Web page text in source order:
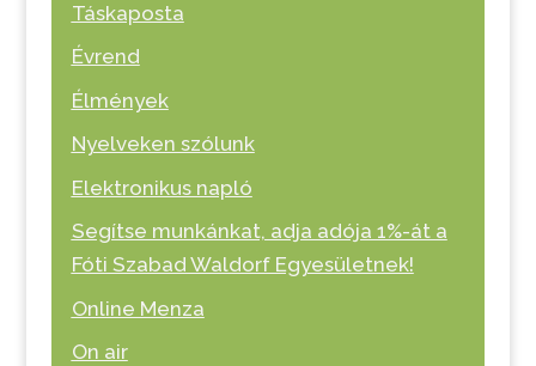
Táskaposta
Évrend
Élmények
Nyelveken szólunk
Elektronikus napló
Segítse munkánkat, adja adója 1%-át a
Fóti Szabad Waldorf Egyesületnek!
Online Menza
On air